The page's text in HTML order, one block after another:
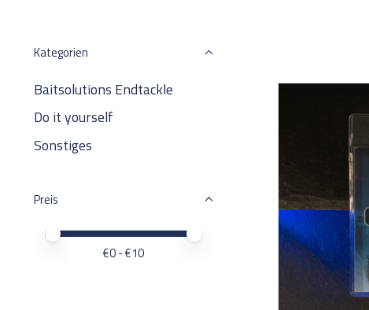
Kategorien
Baitsolutions Endtackle
Do it yourself
Sonstiges
Preis
Preis – Mindestwert
Price maximum value
€0- €10